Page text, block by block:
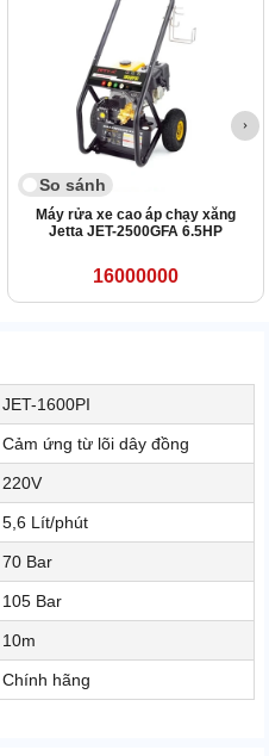
So sánh
Máy rửa xe cao áp chạy xăng
Jetta JET-2500GFA 6.5HP
16000000
JET-1600PI
Cảm ứng từ lõi dây đồng
220V
5,6 Lít/phút
70 Bar
105 Bar
10m
Chính hãng